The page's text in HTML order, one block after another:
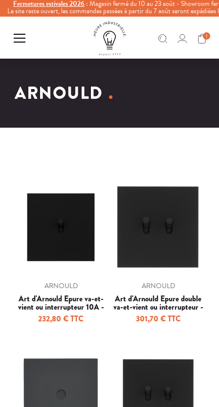
ARNOULD
ARNOULD
Art d'Arnould Epure va-et-
vient ou interrupteur 10A -
noir mat
232,80 € TTC
ARNOULD
Art d'Arnould Epure double
va-et-vient ou interrupteur -
noir mat
301,70 € TTC
Fermetures estivales 2026 : Magasin fermé du 10 au 23 août - Showroom
Le site reste ouvert, les commandes passées à partir du 7 août seront
1